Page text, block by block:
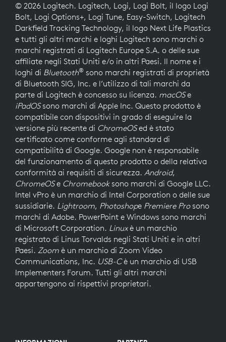
© 2026 Logitech. Logitech, Logi, Logi Bolt, il logo Logi
Bolt, Logi Options+, Logi Tune, Easy-Switch, Logitech
Darkfield Tracking Technology, il logo Next Life Plastics
e tutti gli altri marchi e loghi Logitech sono marchi o
marchi registrati di Logitech Europe S.A. o delle sue
affiliate negli Stati Uniti e/o in altri Paesi. Il nome e i
loghi di Bluetooth® sono marchi registrati di proprietà
di Bluetooth SIG, Inc. e l’utilizzo di tali marchi da
parte di Logitech è concesso su licenza. macOSe
iPadOSsono marchi di Apple Inc. Questo prodotto è
compatibile con dispositivi in grado di eseguire la
versione più recente di ChromeOSed è stato
certificato come conforme agli standard di
compatibilità di Google. Google non è responsabile
del funzionamento di questo prodotto o della relativa
conformità ai requisiti di sicurezza. Android,
ChromeOSe Chromebooksono marchi di Google LLC.
Intel vPro è un marchio di Intel Corporation o delle sue
sussidiarie. Lightroom, Photoshope Premiere Prosono
marchi di Adobe. PowerPoint e Windows sono marchi
di Microsoft Corporation. Linuxè un marchio
registrato di Linus Torvalds negli Stati Uniti e in altri
Paesi. Zoom è un marchio di Zoom Video
Communications, Inc. USB-Cè un marchio di USB
Implementers Forum. Tutti gli altri marchi
appartengono ai rispettivi proprietari.